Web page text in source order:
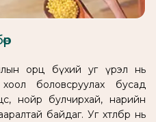
орц бүхий уг үрэл нь
боловсруулах бусад
нойр булчирхай, нарийн
байдаг. Уг хөтөлбөр нь